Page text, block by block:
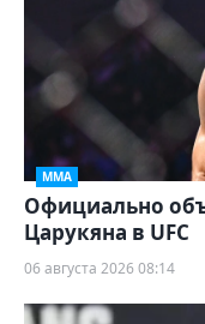
ММА
Официально
Царукяна в UFC
06 августа 2026 08:14